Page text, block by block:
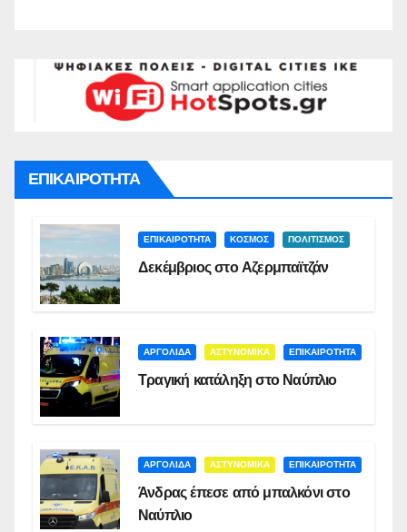
ΕΠΙΚΑΙΡΟΤΗΤΑ
ΕΠΙΚΑΙΡΟΤΗΤΑ ΚΟΣΜΟΣ ΠΟΛΙΤΙΣΜΟΣ
Δεκέμβριος στο Αζερμπαϊτζάν
ΑΡΓΟΛΙΔΑ ΑΣΤΥΝΟΜΙΚΑ ΕΠΙΚΑΙΡΟΤΗΤΑ
Τραγική κατάληξη στο Ναύπλιο
ΑΡΓΟΛΙΔΑ ΑΣΤΥΝΟΜΙΚΑ ΕΠΙΚΑΙΡΟΤΗΤΑ
Άνδρας έπεσε από μπαλκόνι στο
Ναύπλιο